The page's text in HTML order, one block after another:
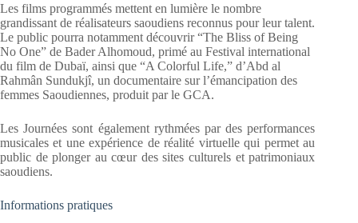
Les films programmés mettent en lumière le nombre
grandissant de réalisateurs saoudiens reconnus pour leur talent.
Le public pourra notamment découvrir “The Bliss of Being
No One” de Bader Alhomoud, primé au Festival international
du film de Dubaï, ainsi que “A Colorful Life,” d’Abd al
Rahmân Sundukjî, un documentaire sur l’émancipation des
femmes Saoudiennes, produit par le GCA.
Les Journées sont également rythmées par des performances
musicales et une expérience de réalité virtuelle qui permet au
public de plonger au cœur des sites culturels et patrimoniaux
saoudiens.
Informations pratiques